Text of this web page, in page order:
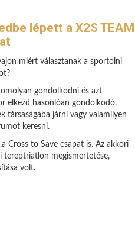
lépett a X2S TEAM
miért választanak a sportolni
gondolkodni és azt
elkezd hasonlóan gondolkodó,
társaságába járni vagy valamilyen
keresni.
Cross to Save csapat is. Az akkori
tereptriatlon megismertetése,
volt.